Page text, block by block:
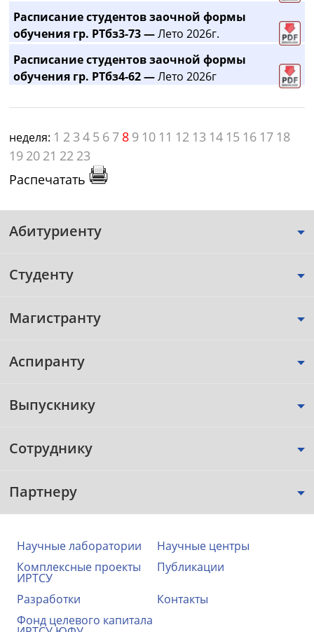
Расписание студентов заочной формы
обучения гр. РТбз3-73 —Лето 2026г.
Расписание студентов заочной формы
обучения гр. РТбз4-62 —Лето 2026г
неделя: 1 2 3 4 5 6 7 8 9 10 11 12 13 14 15 16 17 18
19 20 21 22 23
Распечатать
Абитуриенту
Студенту
Магистранту
Аспиранту
Выпускнику
Сотруднику
Партнеру
Научные лаборатории
Научные центры
Комплексные проекты
ИРТСУ
Публикации
Разработки
Контакты
Фонд целевого капитала